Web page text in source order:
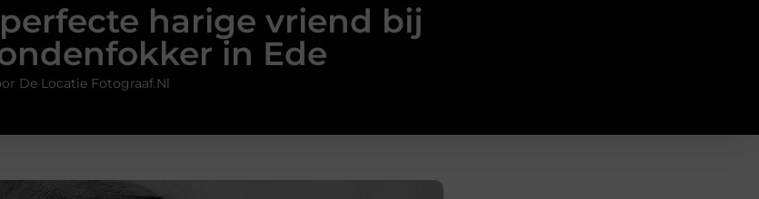
harige vriend bij
in Ede
De Locatie Fotograaf.nl